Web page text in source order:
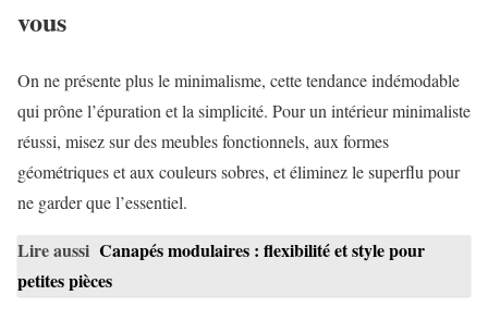
vous
On ne présente plus le minimalisme, cette tendance indémodable
qui prône l’épuration et la simplicité. Pour un intérieur minimaliste
réussi, misez sur des meubles fonctionnels, aux formes
géométriques et aux couleurs sobres, et éliminez le superflu pour
ne garder que l’essentiel.
Lire aussi Canapés modulaires : flexibilité et style pour
petites pièces